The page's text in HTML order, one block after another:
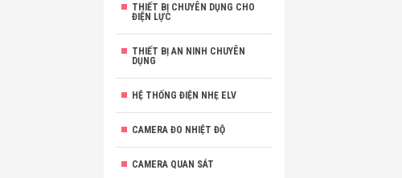
THIẾT BỊ CHUYÊN DỤNG CHO
ĐIỆN LỰC
THIẾT BỊ AN NINH CHUYÊN
DỤNG
HỆ THỐNG ĐIỆN NHẸ ELV
CAMERA ĐO NHIỆT ĐỘ
CAMERA QUAN SÁT